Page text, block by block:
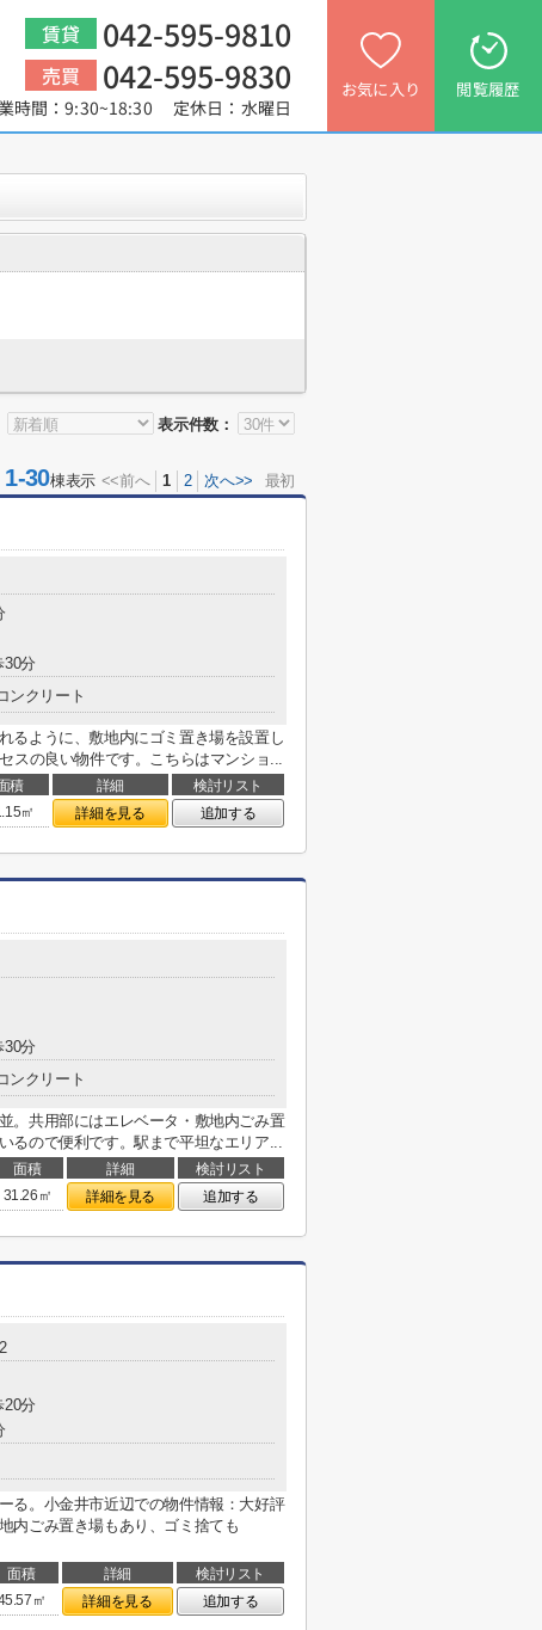
賃貸 042-595-9810
売買 042-595-9830
時間：9:30~18:30 定休日：水曜日
お気に入り 閲覧履歴
表示件数：
30棟表示 <<前へ 1 2 次へ>> 最初
30分
ンクリート
るように、敷地内にゴミ置き場を設置し
スの良い物件です。こちらはマンショ...
積 詳細
検討リスト
㎡ 詳細を見る 追加する
30分
ンクリート
。共用部にはエレベータ・敷地内ごみ置
るので便利です。駅まで平坦なエリア...
面積 詳細
検討リスト
31.26㎡ 詳細を見る 追加する
20分
る。小金井市近辺での物件情報：大好評
内ごみ置き場もあり、ゴミ捨ても
面積 詳細
検討リスト
㎡ 詳細を見る 追加する